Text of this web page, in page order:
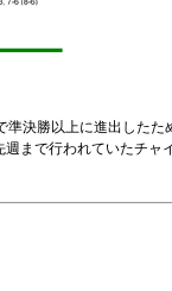
決勝以上に進出したた
まで行われていたチャ